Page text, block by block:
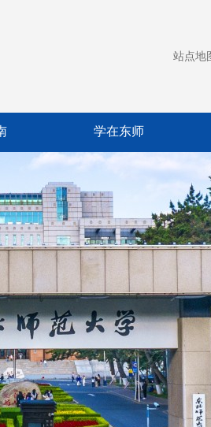
站点地
学在东师